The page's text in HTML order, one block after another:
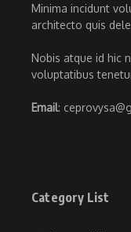
Minima incidunt
architecto quis
Nobis atque id hic
voluptatibus
Email:
Category List